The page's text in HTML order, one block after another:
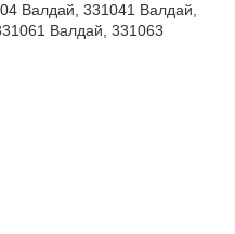
Валдай, 331041 Валдай,
Валдай, 331063